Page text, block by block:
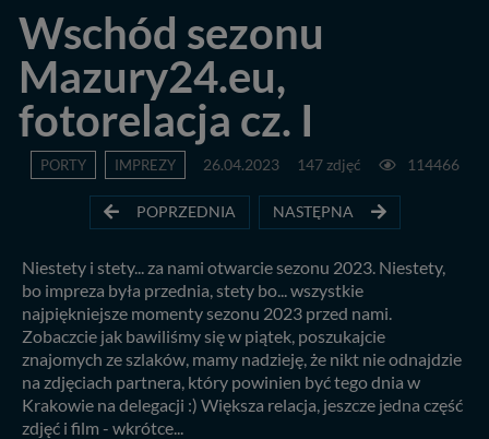
Wschód sezonu
Mazury24.eu,
fotorelacja cz. I
PORTY IMPREZY 26.04.2023 147 zdjęć 114466
POPRZEDNIA NASTĘPNA
Niestety i stety... za nami otwarcie sezonu 2023. Niestety,
bo impreza była przednia, stety bo... wszystkie
najpiękniejsze momenty sezonu 2023 przed nami.
Zobaczcie jak bawiliśmy się w piątek, poszukajcie
znajomych ze szlaków, mamy nadzieję, że nikt nie odnajdzie
na zdjęciach partnera, który powinien być tego dnia w
Krakowie na delegacji :) Większa relacja, jeszcze jedna część
zdjęć i film - wkrótce...